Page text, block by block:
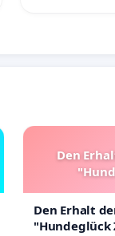
Den
Den Erhalt